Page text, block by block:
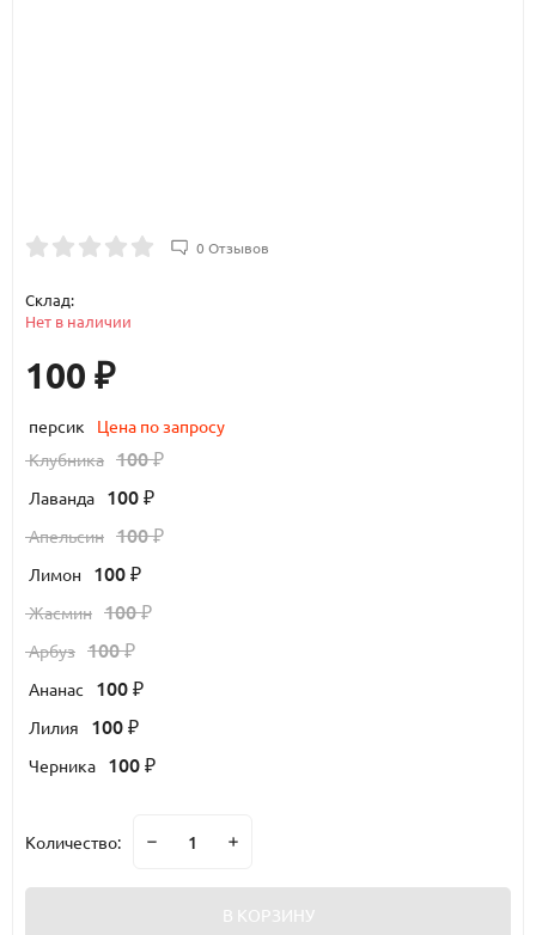
0 Отзывов
Склад:
Нет в наличии
100 ₽
персик
Цена по запросу
Клубника 100₽
Лаванда 100 ₽
Апельсин 100₽
Лимон 100 ₽
Жасмин 100₽
Арбуз 100₽
Ананас 100 ₽
Лилия 100 ₽
Черника 100 ₽
Количество:
В КОРЗИНУ